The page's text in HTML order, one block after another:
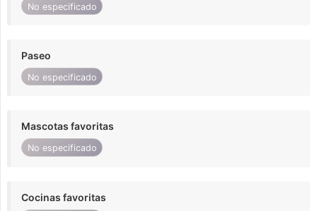
No especificado
Paseo
No especificado
Mascotas favoritas
No especificado
Cocinas favoritas